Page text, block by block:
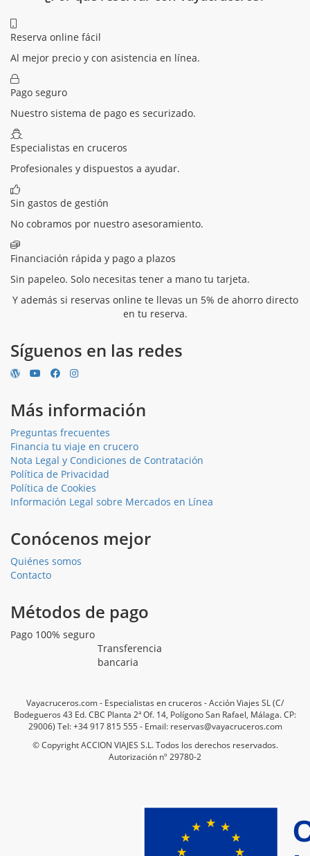
Reserva online fácil
Al mejor precio y con asistencia en línea.
Pago seguro
Nuestro sistema de pago es securizado.
Especialistas en cruceros
Profesionales y dispuestos a ayudar.
Sin gastos de gestión
No cobramos por nuestro asesoramiento.
Financiación rápida y pago a plazos
Sin papeleo. Solo necesitas tener a mano tu tarjeta.
Y además si reservas online te llevas un 5% de ahorro directo
en tu reserva.
Síguenos en las redes
Más información
Preguntas frecuentes
Financia tu viaje en crucero
Nota Legal y Condiciones de Contratación
Política de Privacidad
Política de Cookies
Información Legal sobre Mercados en Línea
Conócenos mejor
Quiénes somos
Contacto
Métodos de pago
Pago 100% seguro
Transferencia
bancaria
Vayacruceros.com - Especialistas en cruceros - Acción Viajes SL (C/
Bodegueros 43 Ed. CBC Planta 2ª Of. 14, Polígono San Rafael, Málaga. CP:
29006) Tel: +34 917 815 555 - Email: reservas@vayacruceros.com
© Copyright ACCION VIAJES S.L. Todos los derechos reservados.
Autorización nº 29780-2